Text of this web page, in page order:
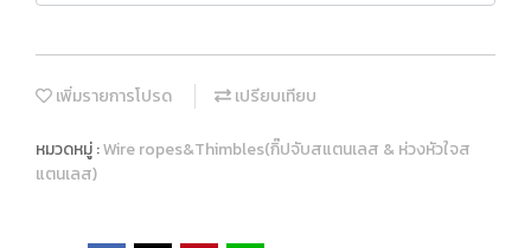
เพิ่มรายการโปรด เปรียบเทียบ
หมวดหมู่ :Wire ropes&Thimbles(กิ๊ปจับสแตนเลส & ห่วงหัวใจส
แตนเลส)